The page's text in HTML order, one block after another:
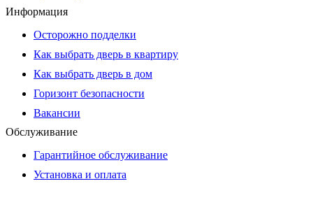
Информация
Осторожно подделки
Как выбрать дверь в квартиру
Как выбрать дверь в дом
Горизонт безопасности
Вакансии
Обслуживание
Гарантийное обслуживание
Установка и оплата